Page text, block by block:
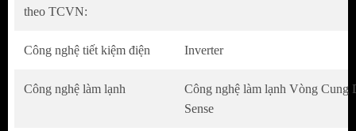
theo TCVN:
Công nghệ tiết kiệm điện Inverter
Công nghệ làm lạnh
Công nghệ làm lạnh Vòng Cung
Sense